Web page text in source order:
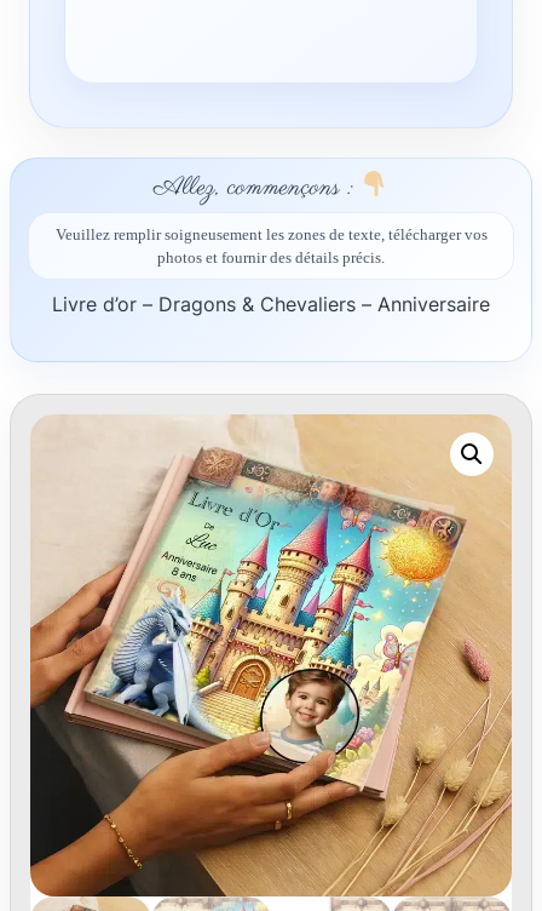
Allez, commençons :
Veuillez remplir soigneusement les zones de texte, télécharger vos
photos et fournir des détails précis.
Livre d’or – Dragons & Chevaliers – Anniversaire